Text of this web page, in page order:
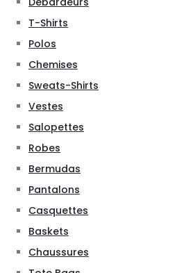
T-Shirts
Polos
Chemises
Sweats-Shirts
Vestes
Salopettes
Robes
Bermudas
Pantalons
Casquettes
Baskets
Chaussures